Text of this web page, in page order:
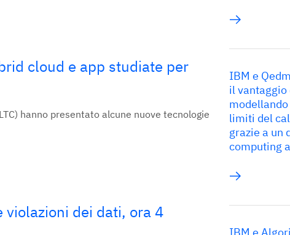
cloud e app studiate per
hanno presentato alcune nuove tecnologie
dei dati, ora 4
IBM e
il
limiti del
grazie a un
computing